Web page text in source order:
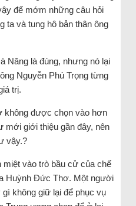
để mớm những câu hỏi
ta và tung hô bản thân ông
Năng là đúng, nhưng nó lại
Nguyễn Phú Trọng từng
trị.
không được chọn vào hơn
mới giới thiệu gần đây, nên
vậy.?
vào trò bầu cử của chế
Huỳnh Đức Thơ. Một người
không giữ lại để phục vụ